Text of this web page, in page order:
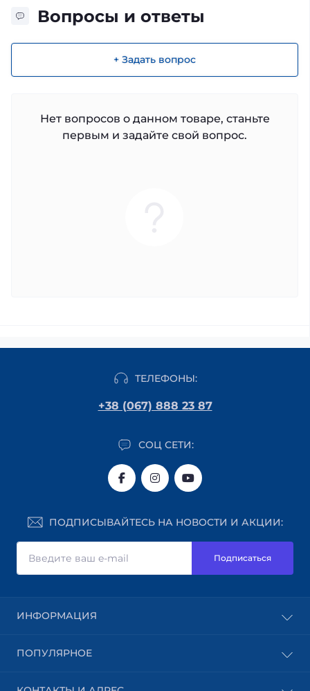
Вопросы и ответы
+ Задать вопрос
Нет вопросов о данном товаре, станьте
первым и задайте свой вопрос.
ТЕЛЕФОНЫ:
+38 (067) 888 23 87
СОЦ СЕТИ:
ПОДПИСЫВАЙТЕСЬ НА НОВОСТИ И АКЦИИ:
Подписаться
ИНФОРМАЦИЯ
Доставка
ПОПУЛЯРНОЕ